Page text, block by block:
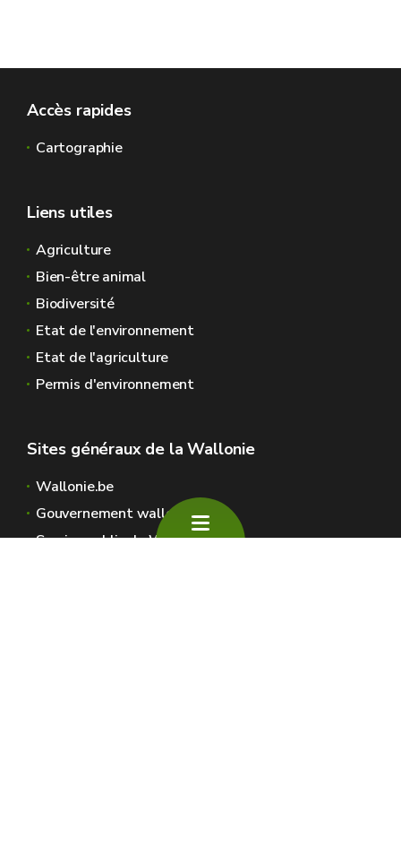
Accès rapides
Cartographie
Liens utiles
Agriculture
Bien-être animal
Biodiversité
Etat de l'environnement
Etat de l'agriculture
Permis d'environnement
Sites généraux de la Wallonie
Wallonie.be
Gouvernement wallon
Service public de Wallonie